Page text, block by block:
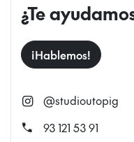
¿Te
¡Hablemos!
@studioutopig
call
93 121 53 91